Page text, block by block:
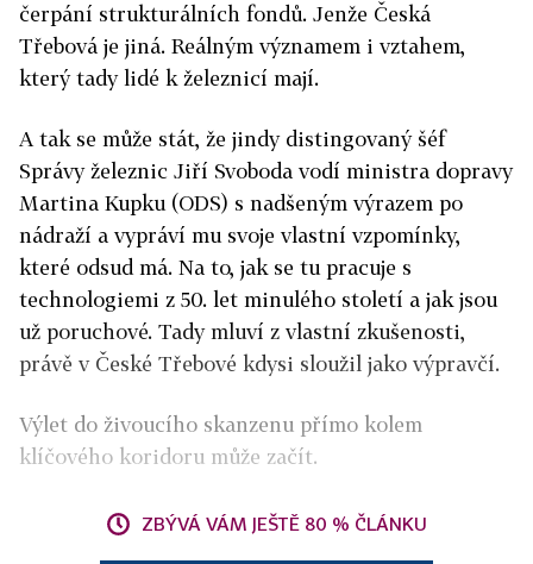
čerpání strukturálních fondů. Jenže Česká
Třebová je jiná. Reálným významem i vztahem,
který tady lidé k železnicí mají.
A tak se může stát, že jindy distingovaný šéf
Správy železnic Jiří Svoboda vodí ministra dopravy
Martina Kupku (ODS) s nadšeným výrazem po
nádraží a vypráví mu svoje vlastní vzpomínky,
které odsud má. Na to, jak se tu pracuje s
technologiemi z 50. let minulého století a jak jsou
už poruchové. Tady mluví z vlastní zkušenosti,
právě v České Třebové kdysi sloužil jako výpravčí.
Výlet do živoucího skanzenu přímo kolem
klíčového koridoru může začít.
ZBÝVÁ VÁM JEŠTĚ 80 % ČLÁNKU